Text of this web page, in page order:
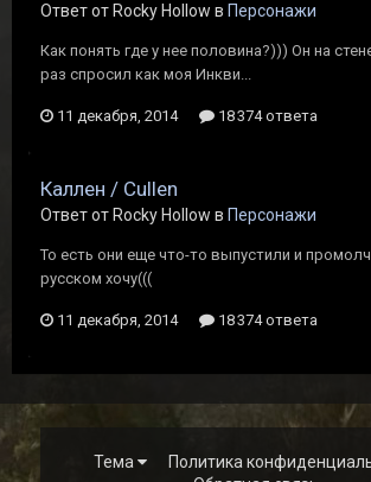
Ответ от Rocky Hollow в Персонажи
Как понять где у нее половина?))) Он на
раз спросил как моя Инкви...
11 декабря, 2014 18 374 ответа
Каллен / Cullen
Ответ от Rocky Hollow в Персонажи
То есть они еще что-то выпустили и
русском хочу(((
11 декабря, 2014 18 374 ответа
Тема
Политика